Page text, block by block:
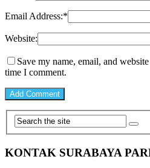
Email Address:*
Website:
Save my name, email, and
time I comment.
KONTAK SURABAYA